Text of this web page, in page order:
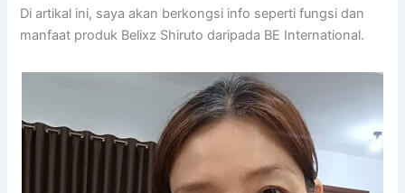
Di artikal ini, saya akan berkongsi info seperti fungsi dan
manfaat produk Belixz Shiruto daripada BE International.